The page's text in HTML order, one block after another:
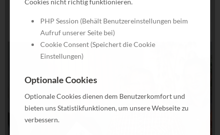
interaktiven Whiteboards inkl. Kurzdistanzbeamer.
Cookies nicht richtig funktionieren.
PHP Session (Behält Benutzereinstellungen beim
Aufruf unserer Seite bei)
Cookie Consent (Speichert die Cookie
Einstellungen)
Optionale Cookies
Optionale Cookies dienen dem Benutzerkomfort und
bieten uns Statistikfunktionen, um unsere Webseite zu
verbessern.